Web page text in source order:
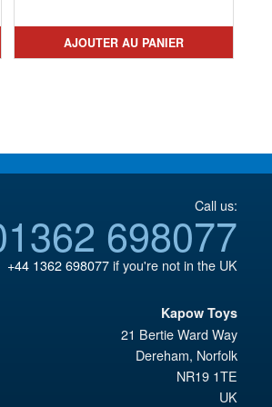
était :
€208.94.
actuel
est :
AJOUTER AU PANIER
Call us:
698077
+44 1362 698077if you're not in the UK
Kapow Toys
21 Bertie Ward Way
Dereham, Norfolk
NR19 1TE
UK